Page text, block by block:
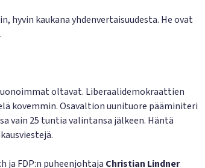
hyvin kaukana yhdenvertaisuudesta. He ovat
oltavat. Liberaalidemokraattien
kovemmin. Osavaltion uunituore pääminiteri
vain 25 tuntia valintansa jälkeen. Häntä
ja FDP:n puheenjohtaja Christian Lindner